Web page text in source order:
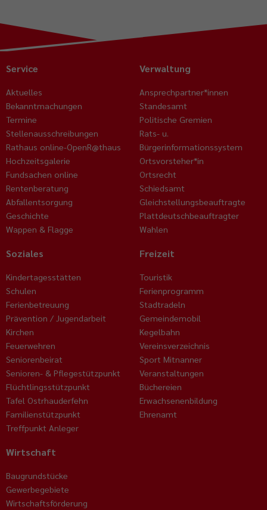
Service
Aktuelles
Bekanntmachungen
Termine
Stellenausschreibungen
Rathaus online-OpenR@thaus
Hochzeitsgalerie
Fundsachen online
Rentenberatung
Abfallentsorgung
Geschichte
Wappen & Flagge
Verwaltung
Ansprechpartner*innen
Standesamt
Politische Gremien
Rats- u.
Bürgerinformationssystem
Ortsvorsteher*in
Ortsrecht
Schiedsamt
Gleichstellungsbeauftragte
Plattdeutschbeauftragter
Wahlen
Soziales
Kindertagesstätten
Schulen
Ferienbetreuung
Prävention / Jugendarbeit
Kirchen
Feuerwehren
Seniorenbeirat
Senioren- & Pflegestützpunkt
Flüchtlingsstützpunkt
Tafel Ostrhauderfehn
Familienstützpunkt
Treffpunkt Anleger
Freizeit
Touristik
Ferienprogramm
Stadtradeln
Gemeindemobil
Kegelbahn
Vereinsverzeichnis
Sport Mitnanner
Veranstaltungen
Büchereien
Erwachsenenbildung
Ehrenamt
Wirtschaft
Baugrundstücke
Gewerbegebiete
Wirtschaftsförderung